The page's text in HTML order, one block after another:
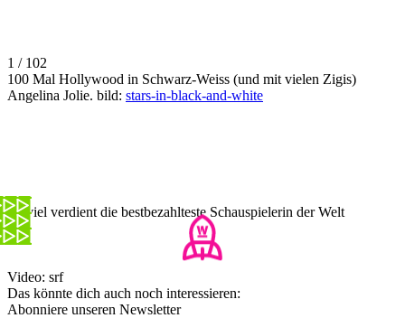
1 / 102
100 Mal Hollywood in Schwarz-Weiss (und mit vielen Zigis)
Angelina Jolie. bild: stars-in-black-and-white
So viel verdient die bestbezahlteste Schauspielerin der Welt
Video: srf
Das könnte dich auch noch interessieren:
Abonniere unseren Newsletter